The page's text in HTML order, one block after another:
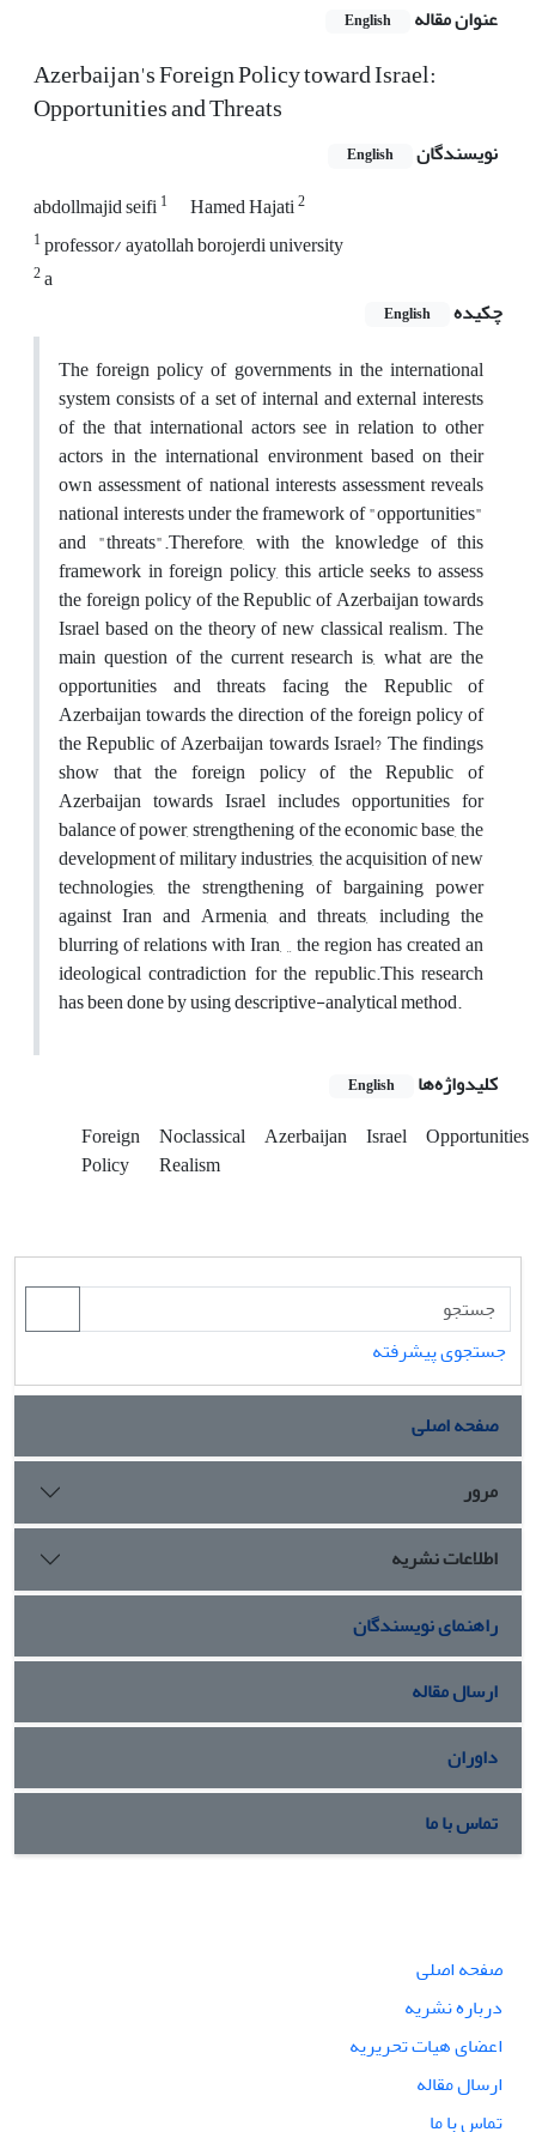
عنوان مقاله
English
Azerbaijan's Foreign Policy toward Israel:
Opportunities and Threats
نویسندگان English
abdollmajid seifi1 Hamed Hajati2
1professor/ ayatollah borojerdi university
2a
چکیده
English
The foreign policy of governments in the international
system consists of a set of internal and external interests
of the that international actors see in relation to other
actors in the international environment based on their
own assessment of national interests assessment reveals
national interests under the framework of "opportunities"
and "threats".Therefore, with the knowledge of this
framework in foreign policy, this article seeks to assess
the foreign policy of the Republic of Azerbaijan towards
Israel based on the theory of new classical realism. The
main question of the current research is, what are the
opportunities and threats facing the Republic of
Azerbaijan towards the direction of the foreign policy of
the Republic of Azerbaijan towards Israel? The findings
show that the foreign policy of the Republic of
Azerbaijan towards Israel includes opportunities for
balance of power, strengthening of the economic base, the
development of military industries, the acquisition of new
technologies, the strengthening of bargaining power
against Iran and Armenia, and threats, including the
blurring of relations with Iran, ,, the region has created an
ideological contradiction for the republic.This research
has been done by using descriptive-analytical method.
کلیدواژه‌ها English
Foreign
Policy
Noclassical
Realism
Azerbaijan Israel Opportunities
جستجوی پیشرفته
صفحه اصلی
مرور
اطلاعات نشریه
راهنمای نویسندگان
ارسال مقاله
داوران
تماس با ما
صفحه اصلی
درباره نشریه
اعضای هیات تحریریه
ارسال مقاله
تماس با ما